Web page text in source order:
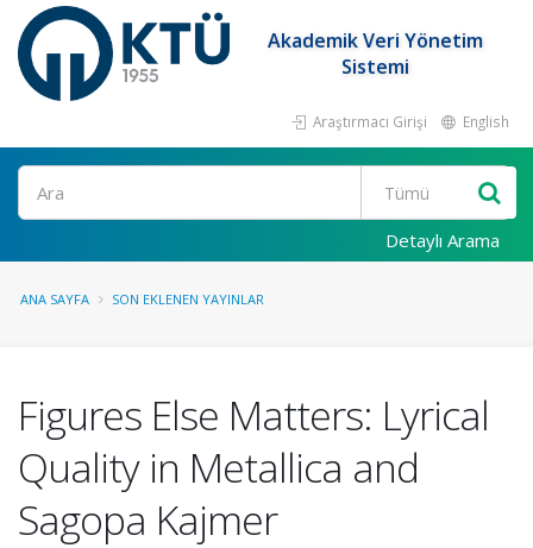
Akademik Veri Yönetim
Sistemi
Araştırmacı Girişi English
Ara
Detaylı Arama
ANA SAYFA SON EKLENEN YAYINLAR
Figures Else Matters: Lyrical
Quality in Metallica and
Sagopa Kajmer